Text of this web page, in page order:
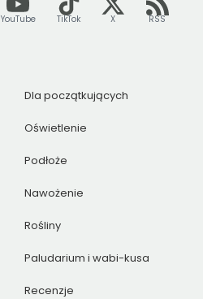
YouTube TikTok X RSS
Dla początkujących
Oświetlenie
Podłoże
Nawożenie
Rośliny
Paludarium i wabi-kusa
Recenzje